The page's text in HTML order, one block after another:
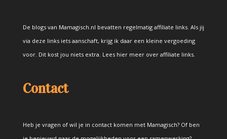
De blogs van Mamagisch.nl bevatten regelmatig affiliate links. Als jij
via deze links iets aanschaft, krijg ik daar een kleine vergoeding
voor. Dit kost jou niets extra. Lees hier meer over affiliate links.
Contact
Heb je vragen of wil je in contact komen met Mamagisch? Of ben